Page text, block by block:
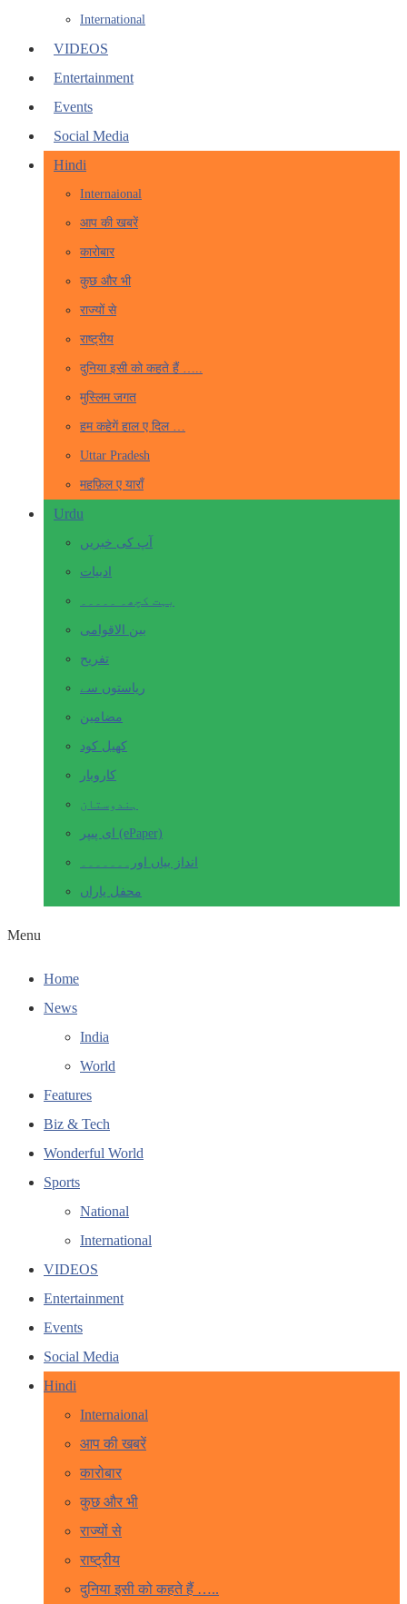
International
VIDEOS
Entertainment
Events
Social Media
Hindi
Internaional
आप की खबरें
कारोबार
कुछ और भी
राज्यों से
राष्ट्रीय
दुनिया इसी को कहते हैं …..
मुस्लिम जगत
हम कहेगें हाल ए दिल …
Uttar Pradesh
महफ़िल ए याराँ
Urdu
آپ کی خبریں
ادبیات
بہت کچھ۔ ۔۔۔۔۔
بین الاقوامی
تفریح
ریاستوں سے
مضامین
کھیل کود
کاروبار
ہندوستان
ای پیپر (ePaper)
انداز بیاں اور۔۔۔۔۔۔۔
محفل یاراں
Menu
Home
News
India
World
Features
Biz & Tech
Wonderful World
Sports
National
International
VIDEOS
Entertainment
Events
Social Media
Hindi
Internaional
आप की खबरें
कारोबार
कुछ और भी
राज्यों से
राष्ट्रीय
दुनिया इसी को कहते हैं …..